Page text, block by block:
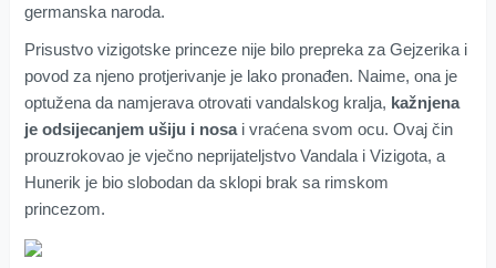
germanska naroda.
Prisustvo vizigotske princeze nije bilo prepreka za Gejzerika i
povod za njeno protjerivanje je lako pronađen. Naime, ona je
optužena da namjerava otrovati vandalskog kralja, kažnjena
je odsijecanjem ušiju i nosai vraćena svom ocu. Ovaj čin
prouzrokovao je vječno neprijateljstvo Vandala i Vizigota, a
Hunerik je bio slobodan da sklopi brak sa rimskom
princezom.